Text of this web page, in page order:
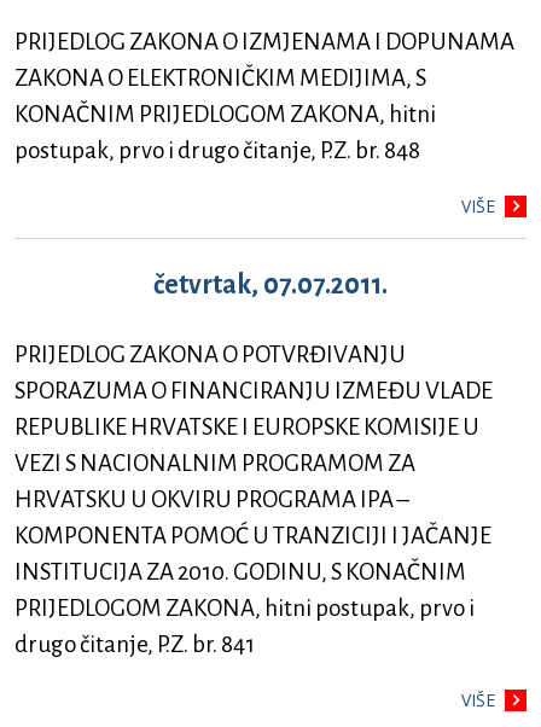
PRIJEDLOG ZAKONA O IZMJENAMA I DOPUNAMA
ZAKONA O ELEKTRONIČKIM MEDIJIMA, S
KONAČNIM PRIJEDLOGOM ZAKONA, hitni
postupak, prvo i drugo čitanje, P.Z. br. 848
VIŠE
četvrtak, 07.07.2011.
PRIJEDLOG ZAKONA O POTVRĐIVANJU
SPORAZUMA O FINANCIRANJU IZMEĐU VLADE
REPUBLIKE HRVATSKE I EUROPSKE KOMISIJE U
VEZI S NACIONALNIM PROGRAMOM ZA
HRVATSKU U OKVIRU PROGRAMA IPA –
KOMPONENTA POMOĆ U TRANZICIJI I JAČANJE
INSTITUCIJA ZA 2010. GODINU, S KONAČNIM
PRIJEDLOGOM ZAKONA, hitni postupak, prvo i
drugo čitanje, P.Z. br. 841
VIŠE